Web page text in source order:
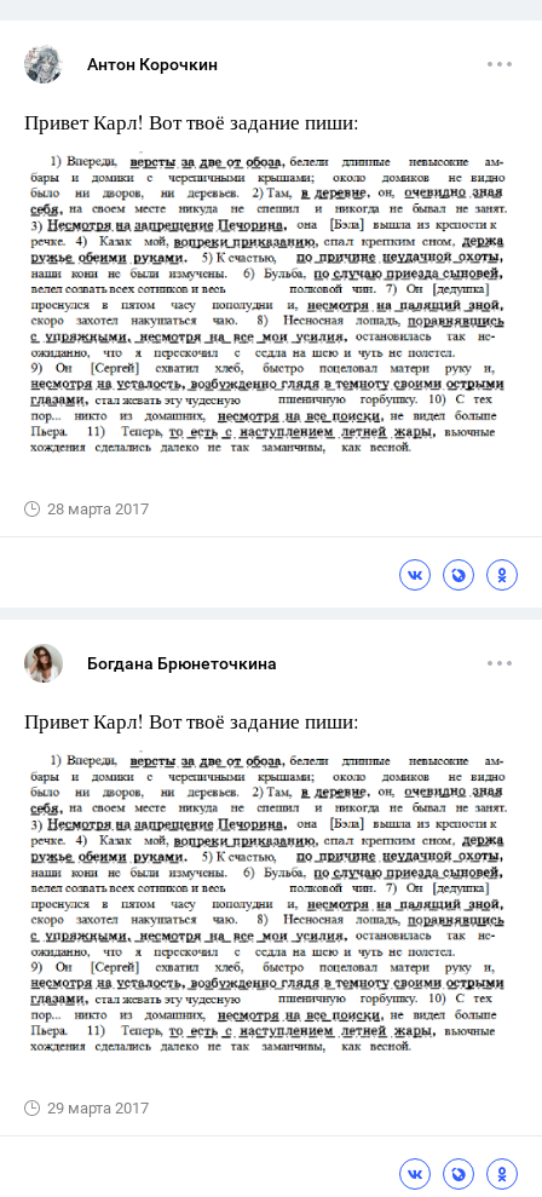
Антон Корочкин
Привет Карл! Вот твоё задание пиши:
28 марта 2017
Богдана Брюнеточкина
Привет Карл! Вот твоё задание пиши:
29 марта 2017